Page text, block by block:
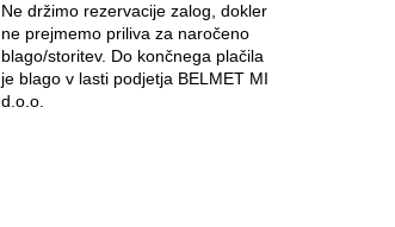
Ne držimo rezervacije zalog, dokler
ne prejmemo priliva za naročeno
blago/storitev. Do končnega plačila
je blago v lasti podjetja BELMET MI
d.o.o.